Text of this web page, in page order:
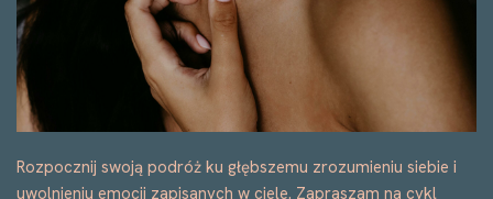
Rozpocznij swoją podróż ku głębszemu zrozumieniu siebie i
uwolnieniu emocji zapisanych w ciele. Zapraszam na cykl